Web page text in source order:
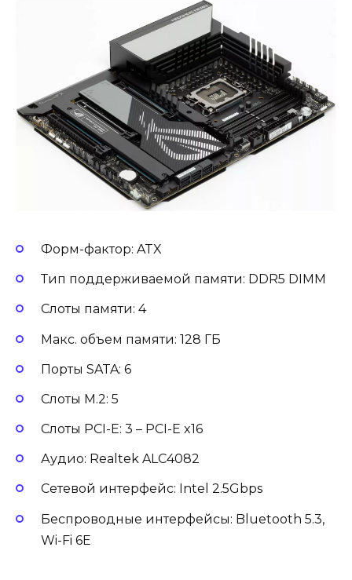
Форм-фактор: ATX
Тип поддерживаемой памяти: DDR5 DIMM
Слоты памяти: 4
Макс. объем памяти: 128 ГБ
Порты SATA: 6
Слоты M.2: 5
Слоты PCI-E: 3 – PCI-E x16
Аудио: Realtek ALC4082
Сетевой интерфейс: Intel 2.5Gbps
Беспроводные интерфейсы: Bluetooth 5.3,
Wi-Fi 6E